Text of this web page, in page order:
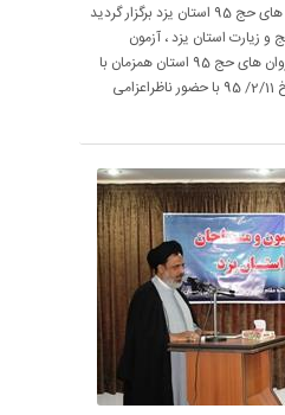
آزمون داوطلبین عوامل کاروان های حج 95 استان یزد برگزار گردید
زیارت استان یزد ، آزمون
داوطلبین خدمت رسانی به کاروان های حج 95 استان همزمان با
سراسر کشورعصر روزجمعه مورخ 2/11/ 95 با حضور ناظراعزامی